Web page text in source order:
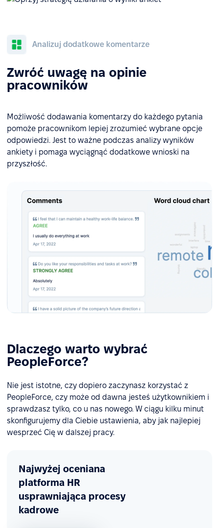
Analizuj dodatkowe komentarze
Zwróć uwagę na opinie
pracowników
Możliwość dodawania komentarzy do każdego pytania
pomoże pracownikom lepiej zrozumieć wybrane opcje
odpowiedzi. Jest to ważne podczas analizy wyników
ankiety i pomaga wyciągnąć dodatkowe wnioski na
przyszłość.
Dlaczego warto wybrać
PeopleForce?
Nie jest istotne, czy dopiero zaczynasz korzystać z
PeopleForce, czy może od dawna jesteś użytkownikiem i
sprawdzasz tylko, co u nas nowego. W ciągu kilku minut
skonfigurujemy dla Ciebie ustawienia, aby jak najlepiej
wesprzeć Cię w dalszej pracy.
Najwyżej oceniana
platforma HR
usprawniająca procesy
kadrowe